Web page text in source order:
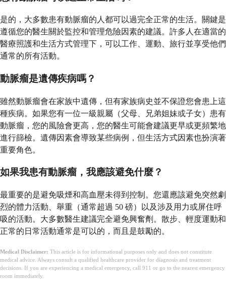
是的，大多數患有動脈瘤的人都可以過完全正常的生活。關鍵是
遵循您的醫生關於監控和管理危險因素的建議。許多人在適當的
醫療照護和生活方式管理下，可以工作、運動、旅行並享受他們
通常的所有活動。
動脈瘤是遺傳疾病嗎？
雖然動脈瘤會在家族中遺傳，但有家族病史並不保證您會患上這
種疾病。如果您有一位一級親屬（父母、兄弟姐妹或子女）患有
動脈瘤，您的風險會更高，您的醫生可能會建議更早或更頻繁地
進行篩檢。遺傳因素會導致某些病例，但生活方式因素也扮演著
重要角色。
如果我患有動脈瘤，我應該避免什麼？
最重要的是避免吸煙和高血壓未得到控制。您還應該避免突然劇
烈的體力活動、舉重（通常超過 50 磅）以及涉及用力或屏住呼
吸的活動。大多數醫生建議完全避免興奮劑。散步、輕度運動和
正常的日常活動通常是可以的，而且是鼓勵的。
Medical Disclaimer: This article is for informational purposes only and does not constitute
medical advice. Always consult a qualified healthcare provider for diagnosis and treatment
decisions. If you are experiencing a medical emergency, call 911 or go to the nearest emergency
room immediately.